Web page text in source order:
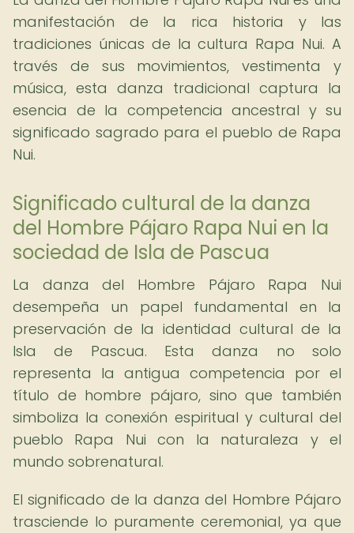
manifestación de la rica historia y las
tradiciones únicas de la cultura Rapa Nui. A
través de sus movimientos, vestimenta y
música, esta danza tradicional captura la
esencia de la competencia ancestral y su
significado sagrado para el pueblo de Rapa
Nui.
Significado cultural de la danza
del Hombre Pájaro Rapa Nui en la
sociedad de Isla de Pascua
La danza del Hombre Pájaro Rapa Nui
desempeña un papel fundamental en la
preservación de la identidad cultural de la
Isla de Pascua. Esta danza no solo
representa la antigua competencia por el
título de hombre pájaro, sino que también
simboliza la conexión espiritual y cultural del
pueblo Rapa Nui con la naturaleza y el
mundo sobrenatural.
El significado de la danza del Hombre Pájaro
trasciende lo puramente ceremonial, ya que